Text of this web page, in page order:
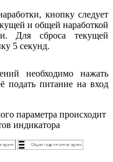
кнопку следует
и общей наработкой
Для сброса текущей
5 секунд.
необходимо нажать
подать питание на вход
параметра происходит
индикатора